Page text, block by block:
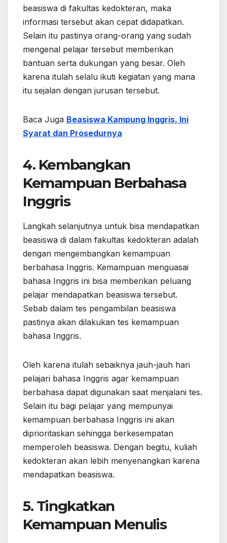
beasiswa di fakultas kedokteran, maka
informasi tersebut akan cepat didapatkan.
Selain itu pastinya orang-orang yang sudah
mengenal pelajar tersebut memberikan
bantuan serta dukungan yang besar. Oleh
karena itulah selalu ikuti kegiatan yang mana
itu sejalan dengan jurusan tersebut.
Baca Juga Beasiswa Kampung Inggris, Ini
Syarat dan Prosedurnya
4. Kembangkan
Kemampuan Berbahasa
Inggris
Langkah selanjutnya untuk bisa mendapatkan
beasiswa di dalam fakultas kedokteran adalah
dengan mengembangkan kemampuan
berbahasa Inggris. Kemampuan menguasai
bahasa Inggris ini bisa memberikan peluang
pelajar mendapatkan beasiswa tersebut.
Sebab dalam tes pengambilan beasiswa
pastinya akan dilakukan tes kemampuan
bahasa Inggris.
Oleh karena itulah sebaiknya jauh-jauh hari
pelajari bahasa Inggris agar kemampuan
berbahasa dapat digunakan saat menjalani tes.
Selain itu bagi pelajar yang mempunyai
kemampuan berbahasa Inggris ini akan
diprioritaskan sehingga berkesempatan
memperoleh beasiswa. Dengan begitu, kuliah
kedokteran akan lebih menyenangkan karena
mendapatkan beasiswa.
5. Tingkatkan
Kemampuan Menulis